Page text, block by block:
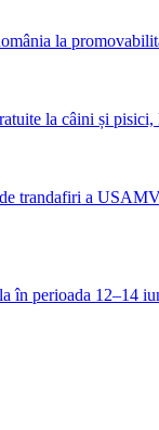
la
la câini și
trandafiri a
în perioada 12–14